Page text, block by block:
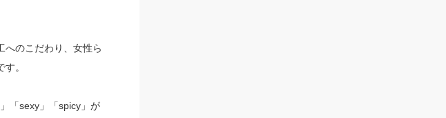
へのこだわり、女性ら
。
「sexy」「spicy」が